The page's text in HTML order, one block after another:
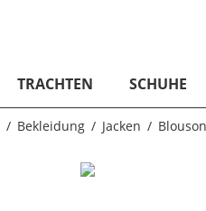
TRACHTEN SCHUHE
Bekleidung Jacken